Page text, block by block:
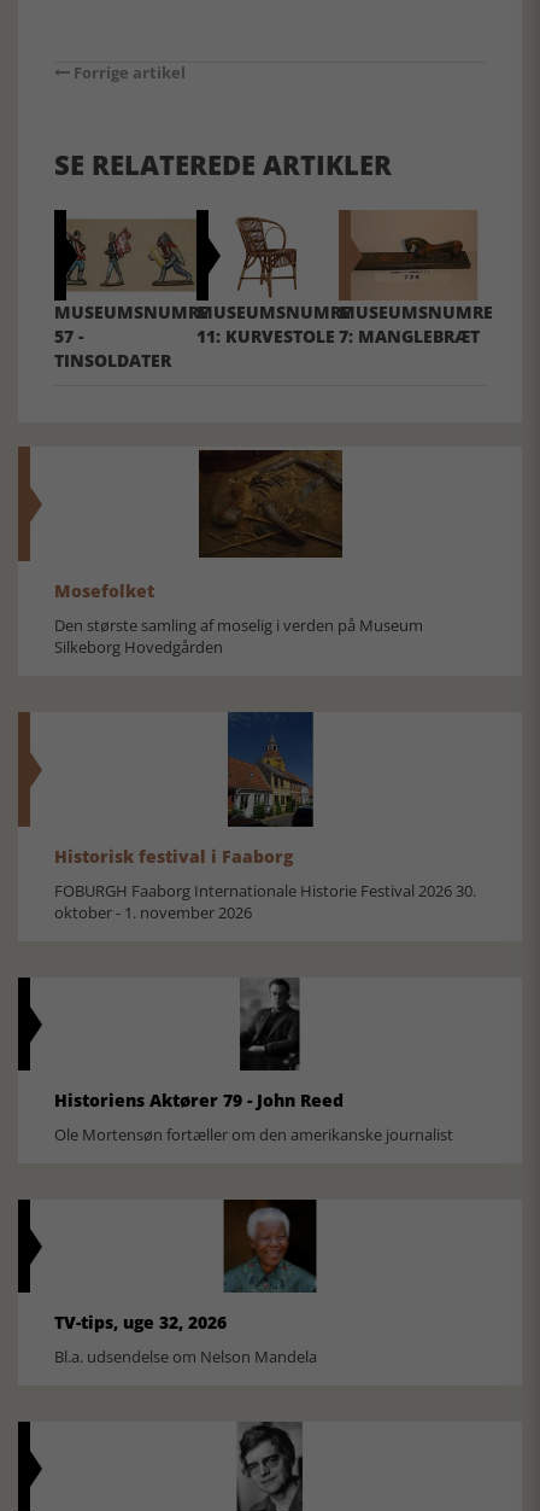
Forrige artikel
SE RELATEREDE ARTIKLER
MUSEUMSNUMRE
57 -
TINSOLDATER
MUSEUMSNUMRE
11: KURVESTOLE
MUSEUMSNUMRE
7: MANGLEBRÆT
Mosefolket
Den største samling af moselig i verden på Museum
Silkeborg Hovedgården
Historisk festival i Faaborg
FOBURGH Faaborg Internationale Historie Festival 2026 30.
oktober - 1. november 2026
Historiens Aktører 79 - John Reed
Ole Mortensøn fortæller om den amerikanske journalist
TV-tips, uge 32, 2026
Bl.a. udsendelse om Nelson Mandela